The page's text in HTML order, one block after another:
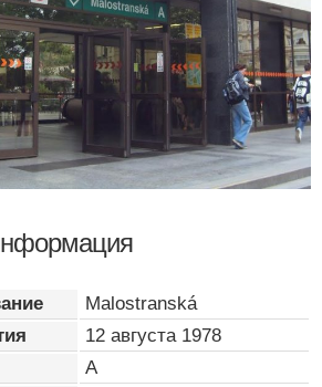
Malostranská
12 августа 1978
A